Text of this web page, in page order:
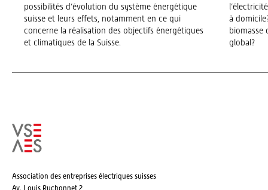
possibilités d’évolution du système énergétique
suisse et leurs effets, notamment en ce qui
concerne la réalisation des objectifs énergétiques
et climatiques de la Suisse.
à
biomasse
global?
Association des entreprises électriques suisses